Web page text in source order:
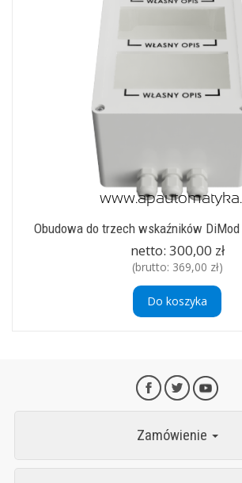
Obudowa do trzech wskaźników DiMod
netto: 300,00 zł
(brutto: 369,00 zł)
Do koszyka
Zamówienie